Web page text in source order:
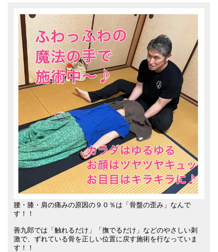
腰・膝・肩の痛みの原因の９０％は「骨盤の歪み」なんで
す！！
善九郎では「触れるだけ」「撫でるだけ」などのやさしい刺
激で、ずれている骨を正しい位置に戻す施術を行なっていま
す！！